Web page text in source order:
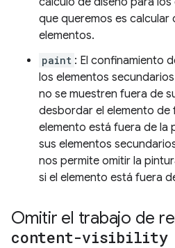
que queremos es calcular
elementos.
paint : El confinamiento
los elementos
no se muestren fuera de
desbordar el elemento de
elemento está fuera de la
sus elementos
nos permite omitir la
si el elemento está fuera
Omitir el trabajo de
content-visibility